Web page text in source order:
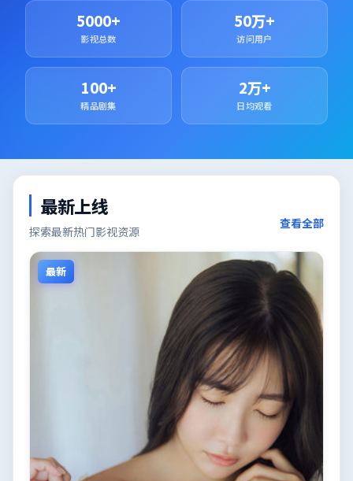
5000+
影视总数
50万+
访问用户
100+
精品剧集
2万+
日均观看
最新上线
探索最新热门影视资源
查看全部
最新